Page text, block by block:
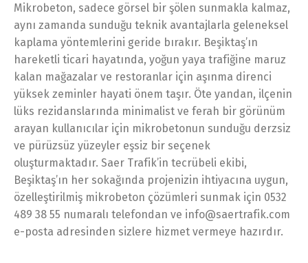
Mikrobeton, sadece görsel bir şölen sunmakla kalmaz,
aynı zamanda sunduğu teknik avantajlarla geleneksel
kaplama yöntemlerini geride bırakır. Beşiktaş’ın
hareketli ticari hayatında, yoğun yaya trafiğine maruz
kalan mağazalar ve restoranlar için aşınma direnci
yüksek zeminler hayati önem taşır. Öte yandan, ilçenin
lüks rezidanslarında minimalist ve ferah bir görünüm
arayan kullanıcılar için mikrobetonun sunduğu derzsiz
ve pürüzsüz yüzeyler eşsiz bir seçenek
oluşturmaktadır. Saer Trafik’in tecrübeli ekibi,
Beşiktaş’ın her sokağında projenizin ihtiyacına uygun,
özelleştirilmiş mikrobeton çözümleri sunmak için 0532
489 38 55 numaralı telefondan ve info@saertrafik.com
e-posta adresinden sizlere hizmet vermeye hazırdır.